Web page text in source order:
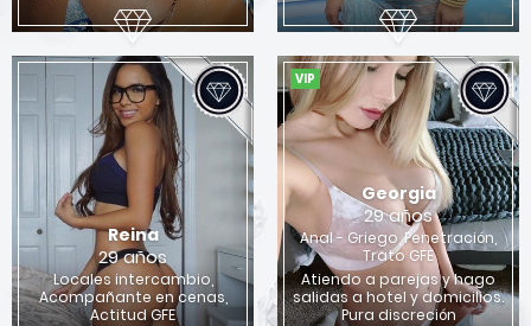
Reina
29 años
Locales intercambio,
Acompañante en cenas,
Actitud GFE
VIP
Georgia
29 años
Anal - Griego, Penetración,
Trato GFE
Atiendo a parejas y hago
salidas a hotel y domicilios.
Pura discreción